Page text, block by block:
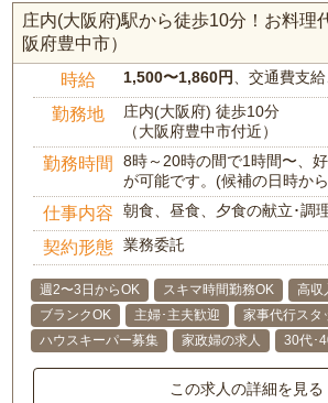
庄内(大阪府)駅から徒歩10分！お料理
阪府豊中市）
時給 1,500〜1,860円 、交通費支
勤務地
庄内(大阪府) 徒歩10分
（大阪府豊中市付近）
勤務時間
8時～20時の間で1時間〜、
が可能です。(候補の日時か
仕事内容 朝食、昼食、夕食の献立･調
契約形態 業務委託
週2〜3日からOK スキマ時間勤務OK 高収
ブランクOK
主婦･主夫歓迎
家事代行スタ
ハウスキーパー募集
家政婦の求人 30代･
この求人の詳細を見る